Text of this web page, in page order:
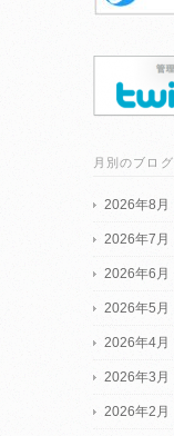
月別のブログ
2026年8月
2026年7月
2026年6月
2026年5月
2026年4月
2026年3月
2026年2月